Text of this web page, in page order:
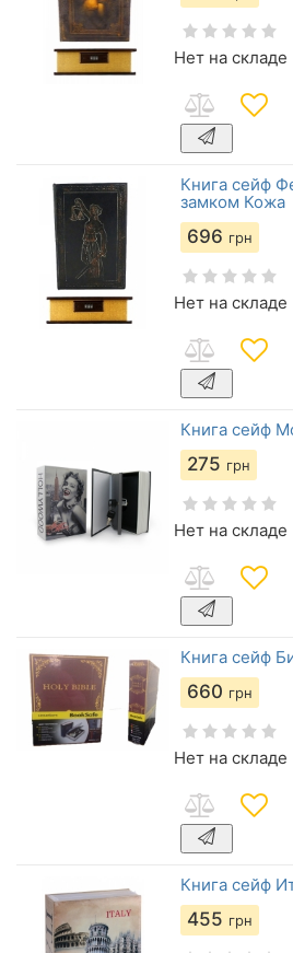
Нет на складе
Книга сейф
замком Кожа
696 грн
Нет на складе
Книга сейф
275 грн
Нет на складе
Книга сейф
660 грн
Нет на складе
Книга сейф
455 грн